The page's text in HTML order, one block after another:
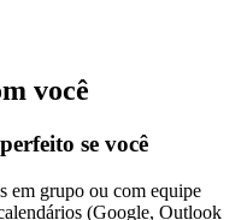
você
se você
em grupo ou com equipe
(Google, Outlook